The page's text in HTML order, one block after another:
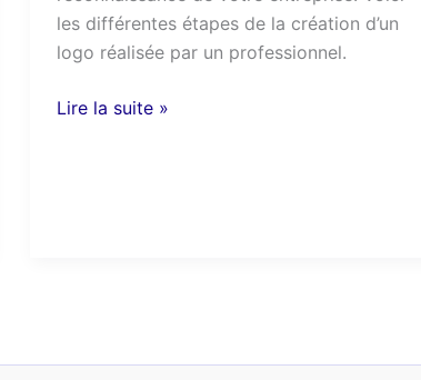
les différentes étapes de la création d’un
logo réalisée par un professionnel.
Lire la suite »